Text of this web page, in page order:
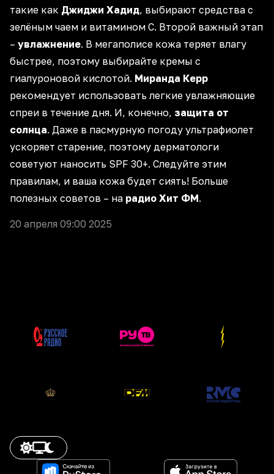
такие как Джиджи Хадид, выбирают средства с
зелёным чаем и витамином C. Второй важный этап
– увлажнение. В мегаполисе кожа теряет влагу
быстрее, поэтому выбирайте кремы с
гиалуроновой кислотой. Миранда Керр
рекомендует использовать легкие увлажняющие
спреи в течение дня. И, конечно, защита от
солнца. Даже в пасмурную погоду ультрафиолет
ускоряет старение, поэтому дерматологи
советуют наносить SPF 30+. Следуйте этим
правилам, и ваша кожа будет сиять! Больше
полезных советов – на радио Хит ФМ.
20 апреля 09:00 2025